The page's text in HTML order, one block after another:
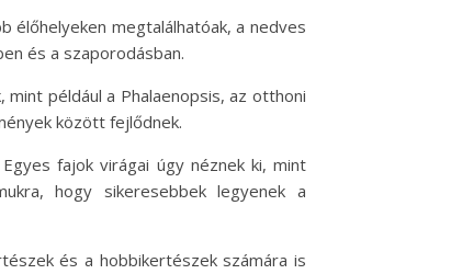
élőhelyeken megtalálhatóak, a nedves
és a szaporodásban.
például a Phalaenopsis, az otthoni
között fejlődnek.
fajok virágai úgy néznek ki, mint
hogy sikeresebbek legyenek a
és a hobbikertészek számára is